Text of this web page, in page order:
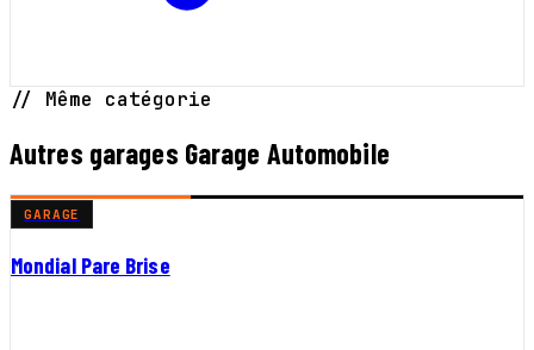
// Même catégorie
Autres garages Garage Automobile
GARAGE
Mondial Pare Brise